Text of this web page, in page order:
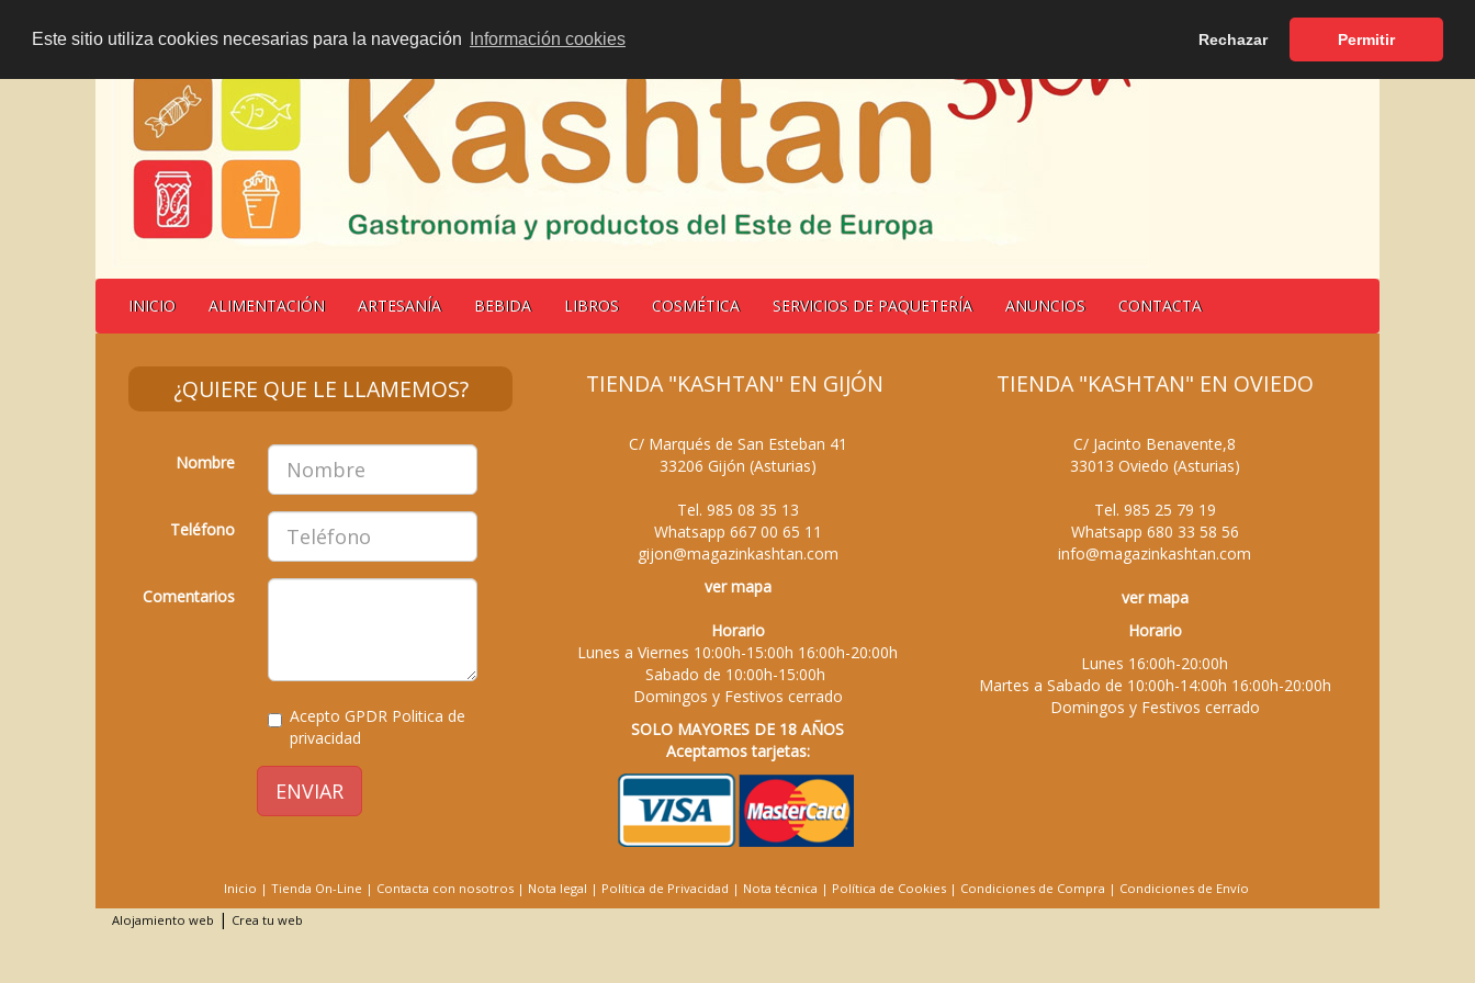
Este sitio utiliza cookies necesarias para la navegación Información cookies Rechazar Permitir
English
INICIO ALIMENTACIÓN ARTESANÍA BEBIDA LIBROS COSMÉTICA SERVICIOS DE PAQUETERÍA ANUNCIOS CONTACTA
¿QUIERE QUE LE LLAMEMOS?
Nombre
Teléfono
Comentarios
Acepto GPDR Politica de
privacidad
ENVIAR
TIENDA "KASHTAN" EN GIJÓN
C/ Marqués de San Esteban 41
33206 Gijón (Asturias)
Tel. 985 08 35 13
Whatsapp 667 00 65 11
gijon@magazinkashtan.com
ver mapa
Horario
Lunes a Viernes 10:00h-15:00h 16:00h-20:00h
Sabado de 10:00h-15:00h
Domingos y Festivos cerrado
SOLO MAYORES DE 18 AÑOS
Aceptamos tarjetas:
TIENDA "KASHTAN" EN OVIEDO
C/ Jacinto Benavente,8
33013 Oviedo (Asturias)
Tel. 985 25 79 19
Whatsapp 680 33 58 56
info@magazinkashtan.com
ver mapa
Horario
Lunes 16:00h-20:00h
Martes a Sabado de 10:00h-14:00h 16:00h-20:00h
Domingos y Festivos cerrado
Inicio | Tienda On-Line | Contacta con nosotros| Nota legal | Política de Privacidad | Nota técnica | Política de Cookies| Condiciones de Compra | Condiciones de Envío
Alojamiento web | Crea tu web